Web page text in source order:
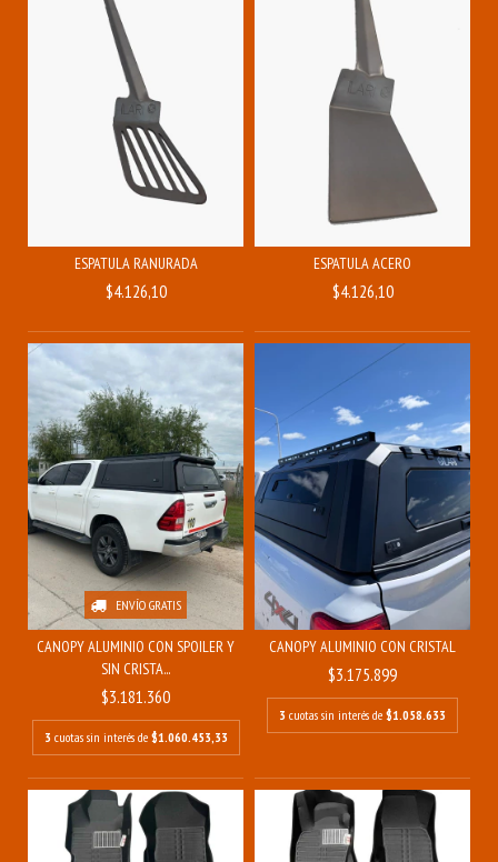
ESPATULA RANURADA
$4.126,10
ESPATULA ACERO
$4.126,10
ENVÍO GRATIS
CANOPY ALUMINIO CON SPOILER Y
SIN CRISTA...
$3.181.360
3 cuotas sin interés de $1.060.453,33
CANOPY ALUMINIO CON CRISTAL
$3.175.899
3 cuotas sin interés de $1.058.633